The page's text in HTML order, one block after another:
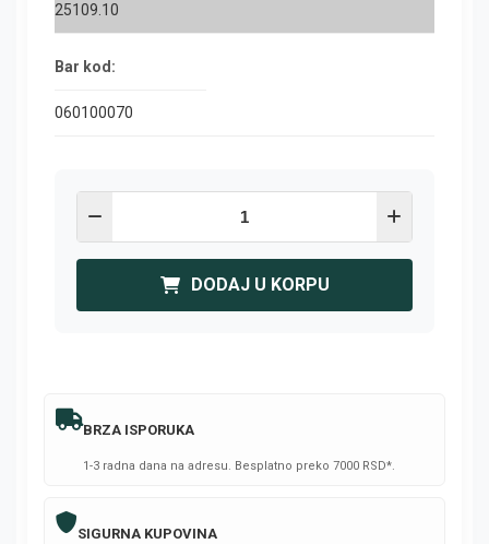
25109.10
Bar kod:
060100070
DODAJ U KORPU
BRZA ISPORUKA
1-3 radna dana na adresu. Besplatno preko 7000 RSD*.
SIGURNA KUPOVINA